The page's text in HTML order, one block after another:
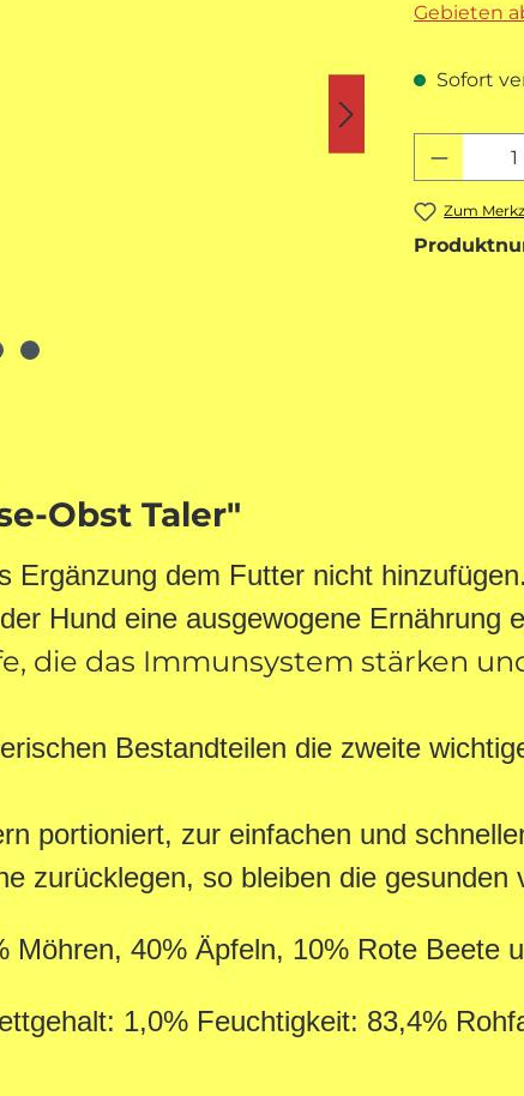
Gebieten
Sofort
Zum
Obst Taler"
Ergänzung dem Futter nicht
Hund eine ausgewogene Ernährung
die das Immunsystem stärken
Bestandteilen die zweite
portioniert, zur einfachen und
zurücklegen, so bleiben die
40% Äpfeln, 10% Rote Beete
1,0% Feuchtigkeit: 83,4%